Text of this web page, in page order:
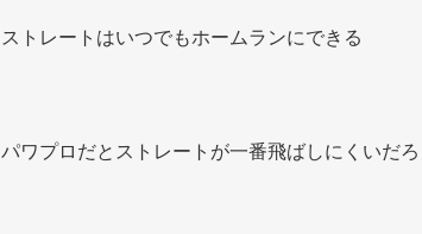
ストレートはいつでもホームランにできる
パワプロだとストレートが一番飛ばしにくいだろ